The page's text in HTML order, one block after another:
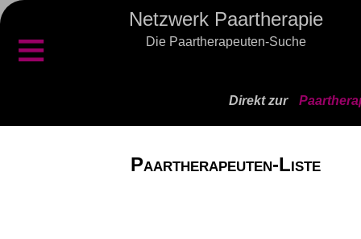
Netzwerk Paartherapie
Die Paartherapeuten-Suche
≡
Direkt zur
Paartherapeuten-Liste